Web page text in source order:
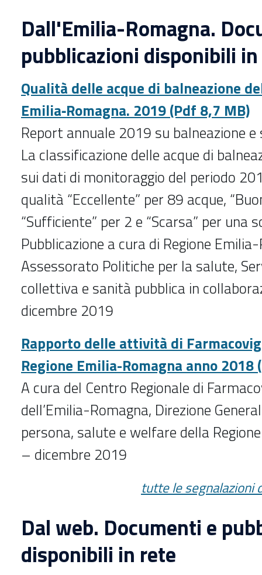
Dall'Emilia-Romagna.
pubblicazioni disponibili
Qualità delle acque di balneazione
Emilia‐Romagna. 2019 (Pdf 8,7 MB)
Report annuale 2019 su balneazione
La classificazione delle acque di
sui dati di monitoraggio del periodo
qualità “Eccellente” per 89 acque,
“Sufficiente” per 2 e “Scarsa” per una
Pubblicazione a cura di Regione
Assessorato Politiche per la salute,
collettiva e sanità pubblica in
dicembre 2019
Rapporto delle attività di
Regione Emilia-Romagna anno 2018
A cura del Centro Regionale di
dell’Emilia-Romagna, Direzione
persona, salute e welfare della
– dicembre 2019
tutte le segnalazioni
Dal web. Documenti e
disponibili in rete